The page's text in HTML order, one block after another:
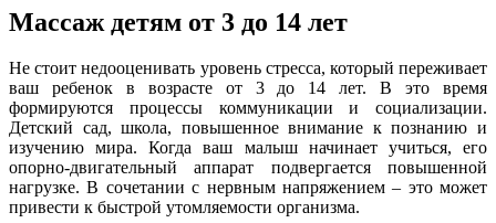
Массаж детям от 3 до 14 лет
Не стоит недооценивать уровень стресса, который переживает
ваш ребенок в возрасте от 3 до 14 лет. В это время
формируются процессы коммуникации и социализации.
Детский сад, школа, повышенное внимание к познанию и
изучению мира. Когда ваш малыш начинает учиться, его
опорно-двигательный аппарат подвергается повышенной
нагрузке. В сочетании с нервным напряжением – это может
привести к быстрой утомляемости организма.